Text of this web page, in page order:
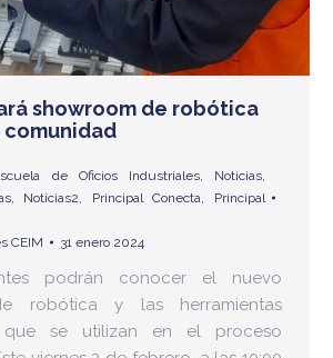
showroom de robótica
de Oficios Industriales, Noticias
, Noticias2 Principal Conecta
Principal
CEIM 31 enero 2024
podrán conocer el nuevo
robótica y las herramientas
que se utilizan en el proceso